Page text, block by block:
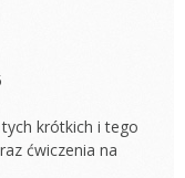
krótkich i tego
ćwiczenia na